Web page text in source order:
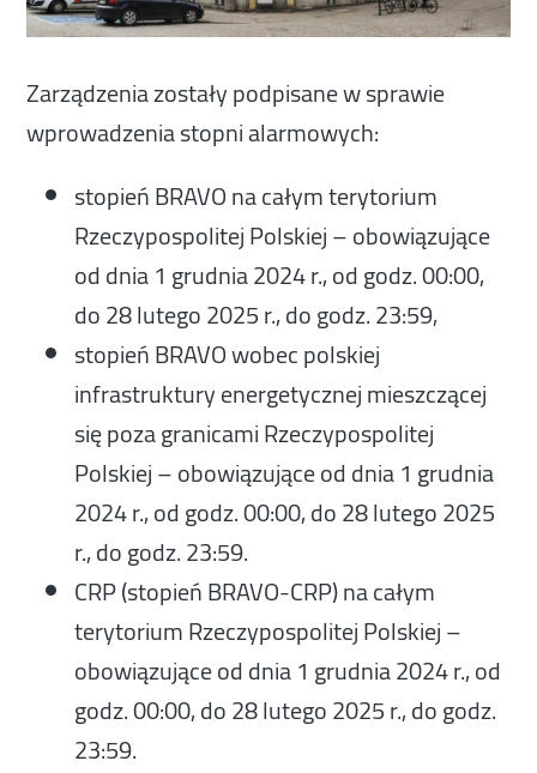
Zarządzenia zostały podpisane w sprawie
wprowadzenia stopni alarmowych:
stopień BRAVO na całym terytorium
Rzeczypospolitej Polskiej – obowiązujące
od dnia 1 grudnia 2024 r., od godz. 00:00,
do 28 lutego 2025 r., do godz. 23:59,
stopień BRAVO wobec polskiej
infrastruktury energetycznej mieszczącej
się poza granicami Rzeczypospolitej
Polskiej – obowiązujące od dnia 1 grudnia
2024 r., od godz. 00:00, do 28 lutego 2025
r., do godz. 23:59.
CRP (stopień BRAVO-CRP) na całym
terytorium Rzeczypospolitej Polskiej –
obowiązujące od dnia 1 grudnia 2024 r., od
godz. 00:00, do 28 lutego 2025 r., do godz.
23:59.